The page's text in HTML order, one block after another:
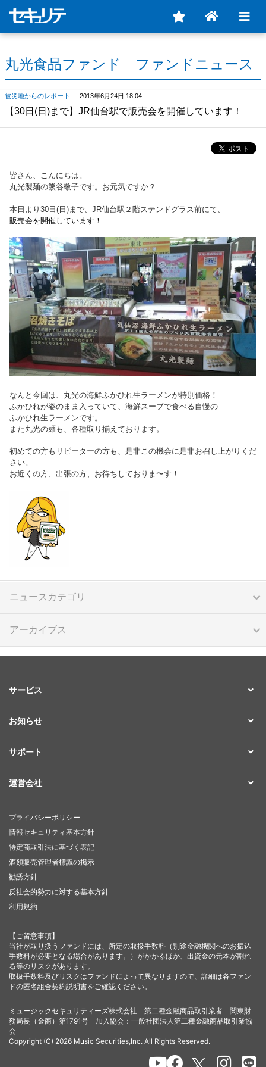
丸光食品ファンド ファンドニュース
被災地からのレポート 2013年6月24日 18:04
【30日(日)まで】JR仙台駅で販売会を開催しています！
皆さん、こんにちは。
丸光製麺の熊谷敬子です。お元気ですか？
本日より30日(日)まで、JR仙台駅２階ステンドグラス前にて、
販売会を開催しています！
なんと今回は、丸光の海鮮ふかひれ生ラーメンが特別価格！
ふかひれが姿のまま入っていて、海鮮スープで食べる自慢の
ふかひれ生ラーメンです。
また丸光の麺も、各種取り揃えております。
初めての方もリピーターの方も、是非この機会に是非お召し上がりくだ
さい。
お近くの方、出張の方、お待ちしておりま〜す！
ニュースカテゴリ
アーカイブス
サービス
お知らせ
サポート
運営会社
プライバシーポリシー
情報セキュリティ基本方針
特定商取引法に基づく表記
酒類販売管理者標識の掲示
勧誘方針
反社会的勢力に対する基本方針
利用規約
【ご留意事項】
当社が取り扱うファンドには、所定の取扱手数料（別途金融機関へのお振込
手数料が必要となる場合があります。）がかかるほか、出資金の元本が割れ
る等のリスクがあります。
取扱手数料及びリスクはファンドによって異なりますので、詳細は各ファン
ドの匿名組合契約説明書をご確認ください。
ミュージックセキュリティーズ株式会社 第二種金融商品取引業者 関東財
務局長（金商）第1791号 加入協会：一般社団法人第二種金融商品取引業協
会
Copyright (C) 2026 Music Securities,Inc. All Rights Reserved.